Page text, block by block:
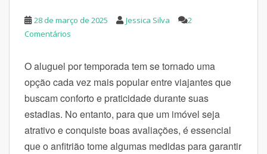
28 de março de 2025 Jessica Silva
2
Comentários
O aluguel por temporada tem se tornado uma
opção cada vez mais popular entre viajantes que
buscam conforto e praticidade durante suas
estadias. No entanto, para que um imóvel seja
atrativo e conquiste boas avaliações, é essencial
que o anfitrião tome algumas medidas para garantir